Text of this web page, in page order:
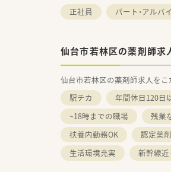
正社員
パート・アルバ
仙台市若林区の薬剤師求
仙台市若林区の薬剤師求人をこ
駅チカ
年間休日120日
~18時までの職場
残業
扶養内勤務OK
認定薬
生活環境充実
新幹線近